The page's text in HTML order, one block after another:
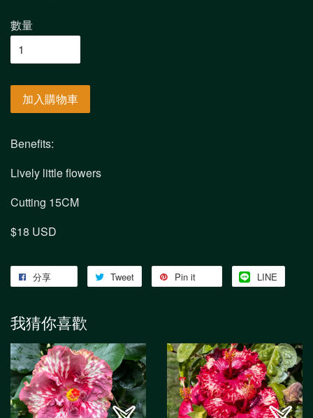
數量
加入購物車
Benefits:
Lively little flowers
Cutting 15CM
$18 USD
分享 Tweet Pin it LINE
我猜你喜歡